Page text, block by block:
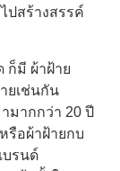
ปสร้างสรรค์
ก็มี ผ้าฝ้าย
ยเช่นกัน
มากกว่า 20 ปี
รือผ้าฝ้ายกบ
บรนด์